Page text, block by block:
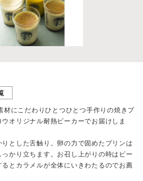
材にこだわりひとつひとつ手作りの焼きプ
オリジナル耐熱ビーカーでお届けしま
とした舌触り。卵の力で固めたプリンは
かり立ちます。お召し上がりの時はビー
とカラメルが全体にいきわたるのでお薦